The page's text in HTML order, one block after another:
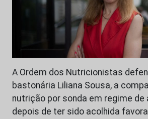
A Ordem dos Nutricionistas
bastonária Liliana Sousa, a
nutrição por sonda em regime de
depois de ter sido acolhida